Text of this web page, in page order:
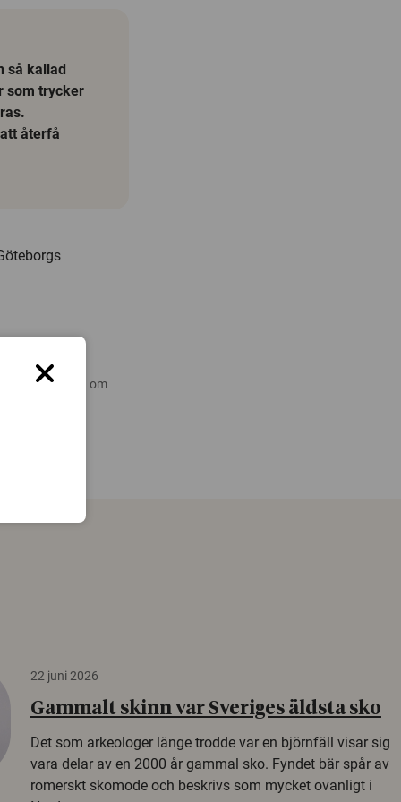
så kallad
som trycker
återfå
forskning om
22 juni 2026
Gammalt skinn var Sveriges äldsta sko
Det som arkeologer länge trodde var en björnfäll visar sig
vara delar av en 2000 år gammal sko. Fyndet bär spår av
romerskt skomode och beskrivs som mycket ovanligt i